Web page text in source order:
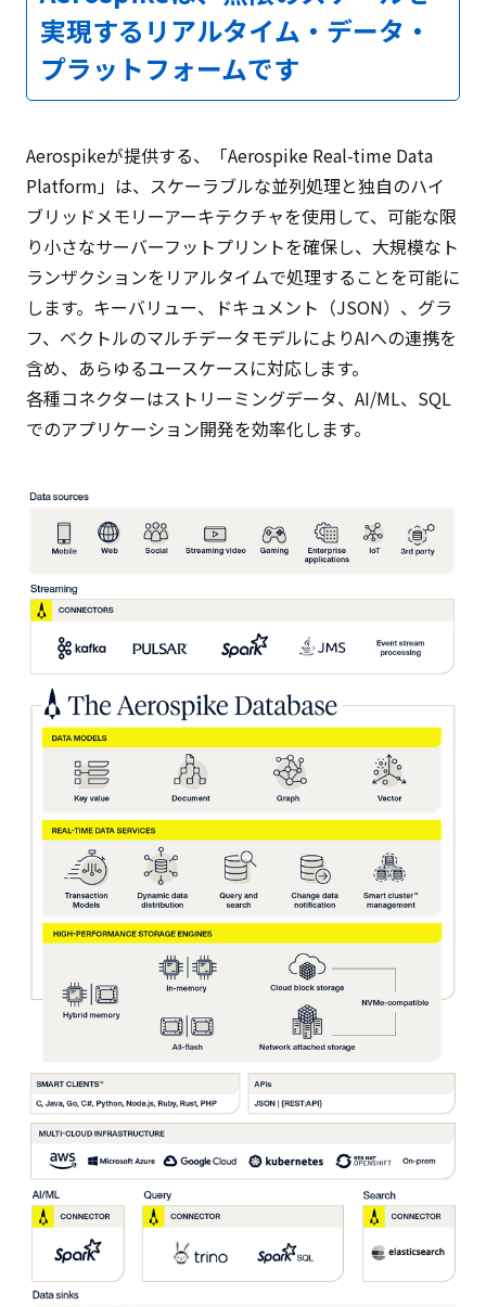
実現するリアルタイム・データ・
プラットフォームです
Aerospikeが提供する、「Aerospike Real-time Data
Platform」は、スケーラブルな並列処理と独自のハイ
ブリッドメモリーアーキテクチャを使用して、可能な限
り小さなサーバーフットプリントを確保し、大規模なト
ランザクションをリアルタイムで処理することを可能に
します。キーバリュー、ドキュメント（JSON）、グラ
フ、ベクトルのマルチデータモデルによりAIへの連携を
含め、あらゆるユースケースに対応します。
各種コネクターはストリーミングデータ、AI/ML、SQL
でのアプリケーション開発を効率化します。